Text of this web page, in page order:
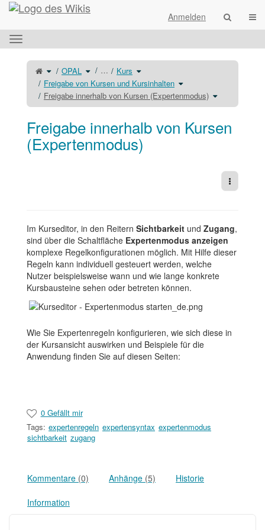
Startseite
Anmelden
Das
horizontale
Menü
umschalten.
Schalte
denübergeordneten
Baum
von
Freigabe
innerhalb
von
Kursen
(Expertenmodus)
um.
OPAL Schalte
denVerzeichnisbaum
unter
OPAL
um.
… Kurs Schalte
den
unter
Kurs
um.
Freigabe von Kursen und Kursinhalten Schalte
den
unter
Freigabe
von
Kursen
und
Freigabe innerhalb von Kursen (Expertenmodus) Schalte
den
unter
Freigabe
Kursen
um.
Freigabe innerhalb von Kursen
(Expertenmodus)
Weitere
Im Kurseditor, in den Reitern Sichtbarkeit und Zugang,
sind über die Schaltfläche Expertenmodus anzeigen
komplexe Regelkonfigurationen möglich. Mit Hilfe dieser
Regeln kann individuell gesteuert werden, welche
Nutzer beispielsweise wann und wie lange konkrete
Kursbausteine sehen oder betreten können.
Wie Sie Expertenregeln konfigurieren, wie sich diese in
der Kursansicht auswirken und Beispiele für die
Anwendung finden Sie auf diesen Seiten:
0 Gefällt mir
Tags: expertenregeln expertensyntax expertenmodus
sichtbarkeit zugang
Kommentare (0) Anhänge (5) Historie
Information